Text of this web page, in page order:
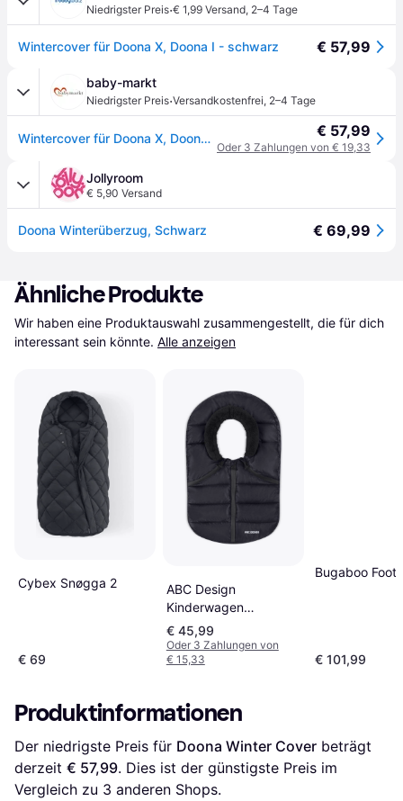
Niedrigster Preis·€ 1,99 Versand, 2–4 Tage
Wintercover für Doona X, Doona I - schwarz € 57,99
baby-markt
Niedrigster Preis·Versandkostenfrei, 2–4 Tage
Wintercover für Doona X, Doona I - schwarz € 57,99
Oder 3 Zahlungen von € 19,33
Jollyroom
€ 5,90 Versand
Doona Winterüberzug, Schwarz € 69,99
Ähnliche Produkte
Wir haben eine Produktauswahl zusammengestellt, die für dich
interessant sein könnte. Alle anzeigen
Cybex Snøgga 2
€ 69
ABC Design
Kinderwagen
Fusssack Tulip
Winterfusssack
€ 45,99
Oder 3 Zahlungen von
€ 15,33
Bugaboo
€ 101,99
Produktinformationen
Der niedrigste Preis für Doona Winter Cover beträgt
derzeit € 57,99. Dies ist der günstigste Preis im
Vergleich zu 3 anderen Shops.